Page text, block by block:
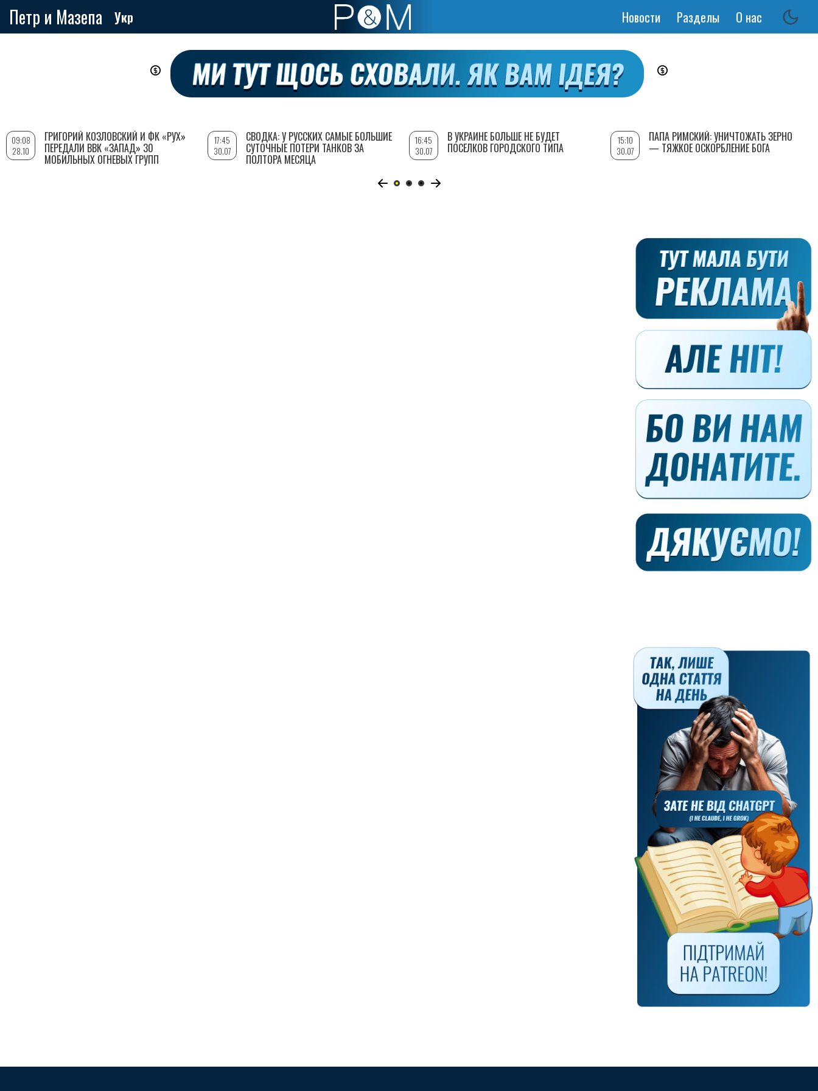
Петр и Мазепа Укр
Основная
Новости Разделы О нас
09:08
28.10
ГРИГОРИЙ КОЗЛОВСКИЙ И ФК «РУХ»
ПЕРЕДАЛИ ВВК «ЗАПАД» 30
МОБИЛЬНЫХ ОГНЕВЫХ ГРУПП
17:45
30.07
СВОДКА: У РУССКИХ САМЫЕ БОЛЬШИЕ
СУТОЧНЫЕ ПОТЕРИ ТАНКОВ ЗА
ПОЛТОРА МЕСЯЦА
16:45
30.07
В УКРАИНЕ БОЛЬШЕ НЕ БУДЕТ
ПОСЕЛКОВ ГОРОДСКОГО ТИПА
15:10
30.07
ПАПА РИМСКИЙ: УНИЧТОЖАТЬ ЗЕРНО
— ТЯЖКОЕ ОСКОРБЛЕНИЕ БОГА